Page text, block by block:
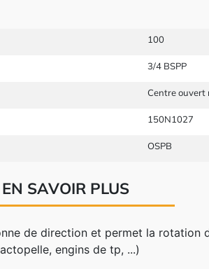
100
3/4 BSPP
Centre ouvert
150N1027
OSPB
EN SAVOIR PLUS
de direction et permet la rotation
engins de tp, ...)